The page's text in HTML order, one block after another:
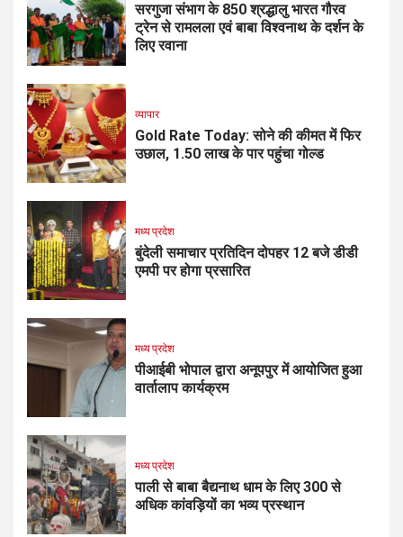
सरगुजा संभाग के 850 श्रद्धालु भारत गौरव
ट्रेन से रामलला एवं बाबा विश्वनाथ के दर्शन के
लिए रवाना
व्यापार
Gold Rate Today: सोने की कीमत में फिर
उछाल, ₹1.50 लाख के पार पहुंचा गोल्ड
मध्य प्रदेश
बुंदेली समाचार प्रतिदिन दोपहर 12 बजे डीडी
एमपी पर होगा प्रसारित
मध्य प्रदेश
पीआईबी भोपाल द्वारा अनूपपुर में आयोजित हुआ
वार्तालाप कार्यक्रम
मध्य प्रदेश
पाली से बाबा बैद्यनाथ धाम के लिए 300 से
अधिक कांवड़ियों का भव्य प्रस्थान